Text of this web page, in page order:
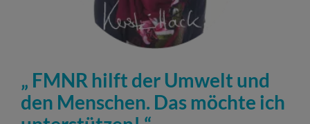
FMNR hilft der Umwelt und
den Menschen. Das möchte ich